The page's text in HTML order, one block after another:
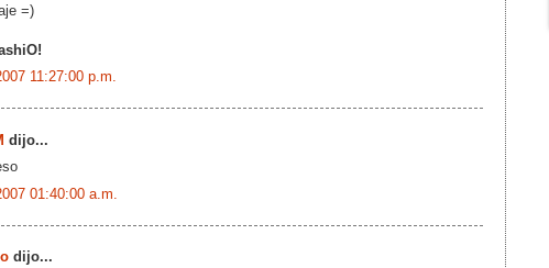
=)
11:27:00 p.m.
dijo...
01:40:00 a.m.
dijo...